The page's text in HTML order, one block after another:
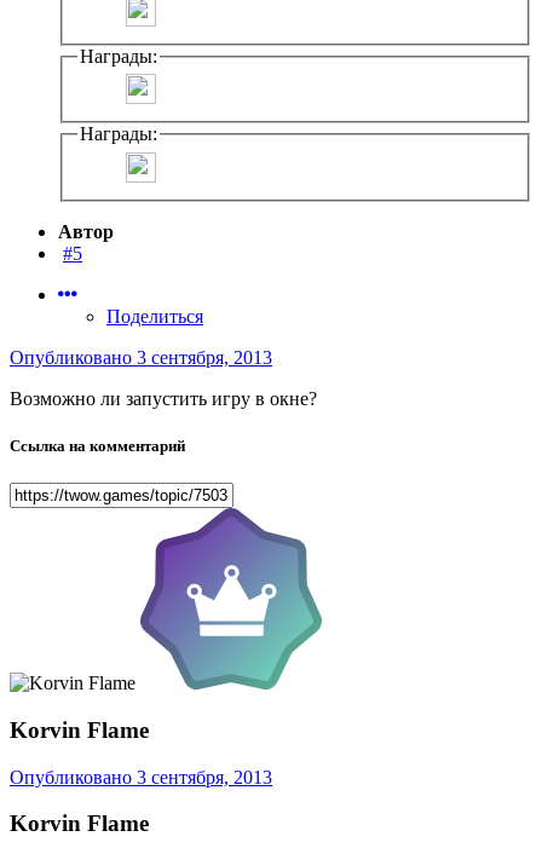
Награды:
Награды:
Автор
#5
Поделиться
Опубликовано 3 сентября, 2013
Возможно ли запустить игру в окне?
Ссылка на комментарий
Korvin Flame
Опубликовано 3 сентября, 2013
Korvin Flame